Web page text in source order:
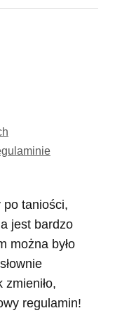
taniości,
jest bardzo
można było
zmieniło,
regulamin!